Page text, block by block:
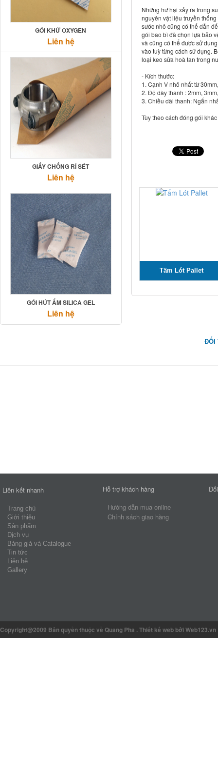
GÓI KHỬ OXYGEN
Liên hệ
GIẤY CHỐNG RỈ SÉT
Liên hệ
GÓI HÚT ẨM SILICA GEL
Liên hệ
Những hư hại xảy ra trong
nguyên vật liệu truyền
sước nhỏ cũng có thể dẫn
gói bao bì đã chọn lựa bảo
và cũng có thể được sử
vào tuỳ từng cách sử dụng.
loại keo sữa hoà tan trong
- Kích thước:
1. Cạnh V nhỏ nhất từ
2. Độ dày thanh : 2mm,
3. Chiều dài thanh: Ngắn
Tùy theo cách đóng gói
Tấm Lót Pallet
ĐỐI
Liên kết nhanh
Trang chủ
Giới thiệu
Sản phẩm
Dịch vụ
Bảng giá và Catalogue
Tin tức
Liên hệ
Gallery
Hỗ trợ khách hàng
Hướng dẫn mua online
Chính sách giao hàng
Copyright@2009 Bản quyền thuộc về Quang Pha .Thiết kế web bởi Web123.vn